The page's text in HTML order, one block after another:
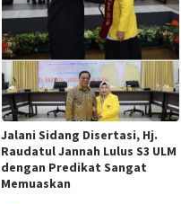
Jalani Sidang Disertasi, Hj.
Raudatul Jannah Lulus S3 ULM
dengan Predikat Sangat
Memuaskan